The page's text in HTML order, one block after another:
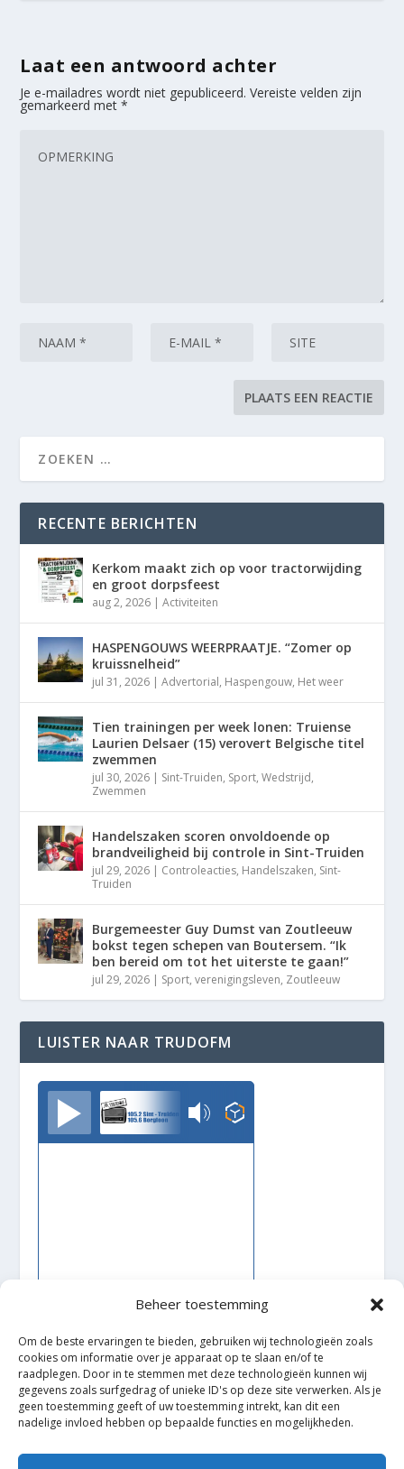
Beheer toestemming
Om de beste ervaringen te bieden, gebruiken wij technologieën zoals
cookies om informatie over je apparaat op te slaan en/of te
raadplegen. Door in te stemmen met deze technologieën kunnen wij
gegevens zoals surfgedrag of unieke ID's op deze site verwerken. Als je
geen toestemming geeft of uw toestemming intrekt, kan dit een
nadelige invloed hebben op bepaalde functies en mogelijkheden.
Laat een antwoord achter
Je e-mailadres wordt niet gepubliceerd. Vereiste velden zijn
gemarkeerd met*
RECENTE BERICHTEN
Kerkom maakt zich op voor tractorwijding
en groot dorpsfeest
aug 2, 2026 |Activiteiten
HASPENGOUWS WEERPRAATJE. “Zomer op
kruissnelheid”
jul 31, 2026 |Advertorial, Haspengouw, Het weer
Tien trainingen per week lonen: Truiense
Laurien Delsaer (15) verovert Belgische titel
zwemmen
jul 30, 2026 | Sint-Truiden, Sport,Wedstrijd,
Zwemmen
Handelszaken scoren onvoldoende op
brandveiligheid bij controle in Sint-Truiden
jul 29, 2026 | Controleacties, Handelszaken, Sint-
Truiden
Burgemeester Guy Dumst van Zoutleeuw
bokst tegen schepen van Boutersem. “Ik
ben bereid om tot het uiterste te gaan!”
jul 29, 2026 | Sport,verenigingsleven, Zoutleeuw
LUISTER NAAR TRUDOFM
TrudoFM
Ontworpen doorElegant Themes| Mogelijk gemaakt door
WordPress